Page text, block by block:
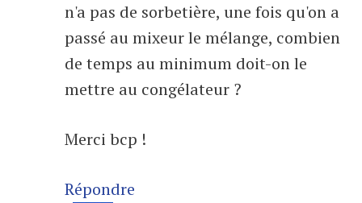
n'a pas de sorbetière, une fois qu'on a
passé au mixeur le mélange, combien
de temps au minimum doit-on le
mettre au congélateur ?
Merci bcp !
Répondre